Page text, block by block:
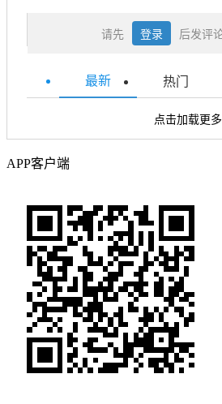
请先 登录 后发评
最新 热门
点击加载更
APP客户端